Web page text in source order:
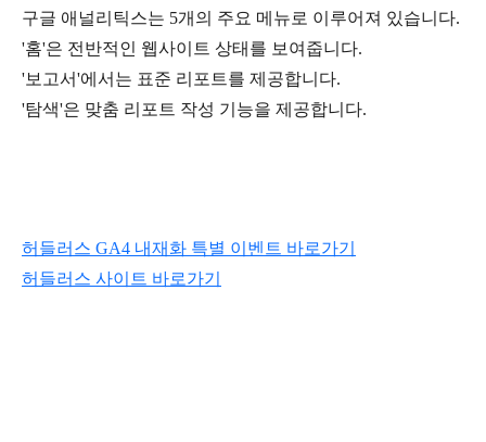
구글 애널리틱스는 5개의 주요 메뉴로 이루어져 있습니다.
'홈'은 전반적인 웹사이트 상태를 보여줍니다.
'보고서'에서는 표준 리포트를 제공합니다.
'탐색'은 맞춤 리포트 작성 기능을 제공합니다.
허들러스 GA4 내재화 특별 이벤트 바로가기
허들러스 사이트 바로가기